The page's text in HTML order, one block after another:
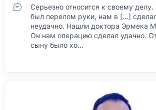
Серьезно относится к своему
был перелом руки, нам в [...]
неудачно. Нашли доктора Эрмека
Он нам операцию сделал удачно.
сыну было хо…